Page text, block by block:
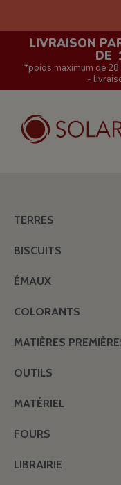
LIVRAISON
DE
*poids maximum de
-
TERRES
BISCUITS
ÉMAUX
COLORANTS
MATIÈRES
OUTILS
MATÉRIEL
FOURS
LIBRAIRIE